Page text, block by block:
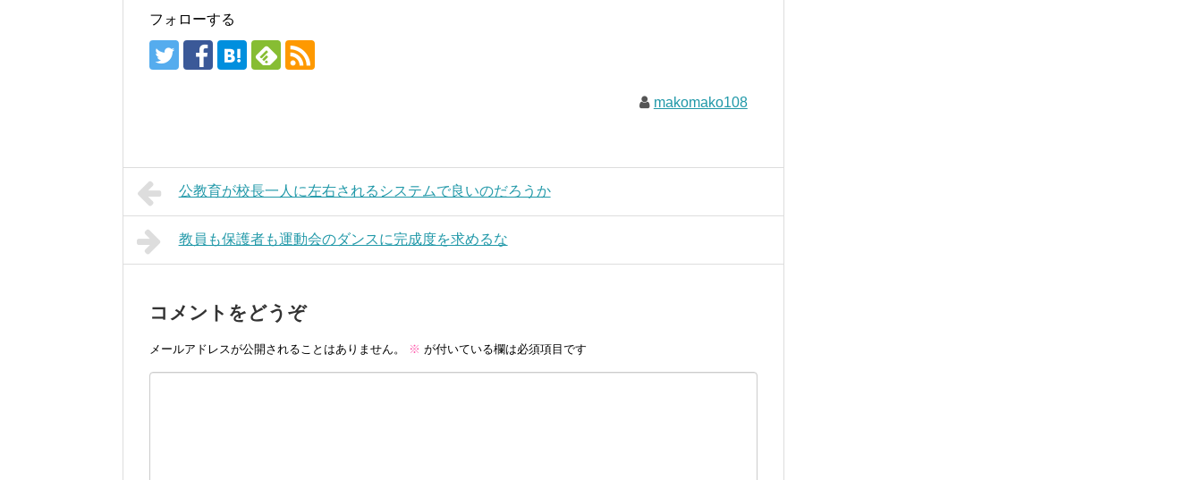
フォローする
makomako108
公教育が校長一人に左右されるシステムで良いのだろうか
教員も保護者も運動会のダンスに完成度を求めるな
コメントをどうぞ
メールアドレスが公開されることはありません。 ※ が付いている欄は必須項目です